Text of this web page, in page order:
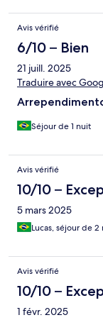
Avis vérifié
6/10 – Bien
21 juill. 2025
Traduire avec
Séjour de 1 nuit
Avis vérifié
10/10 –
5 mars 2025
Lucas, séjour de 2
Avis vérifié
10/10 –
1 févr. 2025